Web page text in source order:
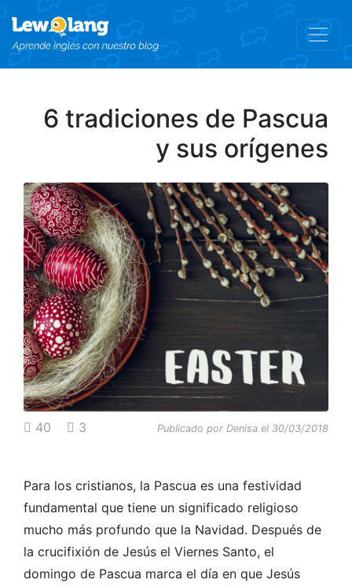
6 tradiciones de Pascua
y sus orígenes
40 3 Publicado por Denisa el 30/03/2018
Para los cristianos, la Pascua es una festividad
fundamental que tiene un significado religioso
mucho más profundo que la Navidad. Después de
la crucifixión de Jesús el Viernes Santo, el
domingo de Pascua marca el día en que Jesús